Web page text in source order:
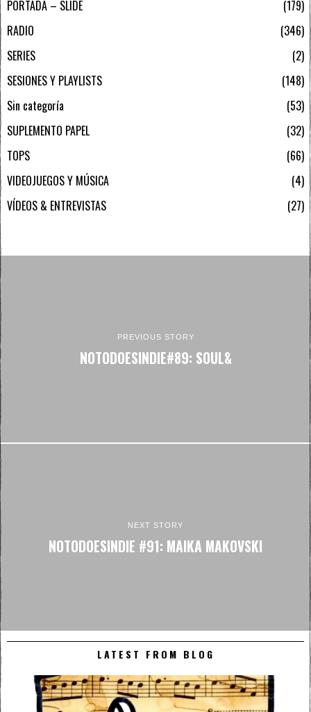
PORTADA – SLIDE
179
RADIO
346
SERIES
2
SESIONES Y PLAYLISTS
148
Sin categoría
53
SUPLEMENTO PAPEL
32
TOPS
66
VIDEOJUEGOS Y MÚSICA
4
VÍDEOS & ENTREVISTAS
27
PREVIOUS STORY
NOTODOESINDIE#89: SOUL&
NEXT STORY
NOTODOESINDIE #91: MAIKA MAKOVSKI
LATEST FROM BLOG